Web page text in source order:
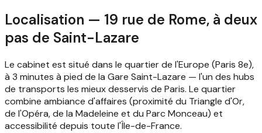
Localisation — 19 rue de Rome, à deux
pas de Saint-Lazare
Le cabinet est situé dans le quartier de l'Europe (Paris 8e),
à 3 minutes à pied de la Gare Saint-Lazare — l'un des hubs
de transports les mieux desservis de Paris. Le quartier
combine ambiance d'affaires (proximité du Triangle d'Or,
de l'Opéra, de la Madeleine et du Parc Monceau) et
accessibilité depuis toute l'Île-de-France.